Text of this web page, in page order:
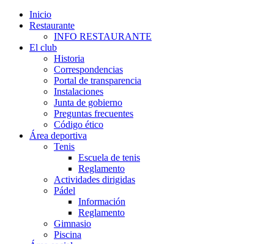
Inicio
Restaurante
INFO RESTAURANTE
El club
Historia
Correspondencias
Portal de transparencia
Instalaciones
Junta de gobierno
Preguntas frecuentes
Código ético
Área deportiva
Tenis
Escuela de tenis
Reglamento
Actividades dirigidas
Pádel
Información
Reglamento
Gimnasio
Piscina